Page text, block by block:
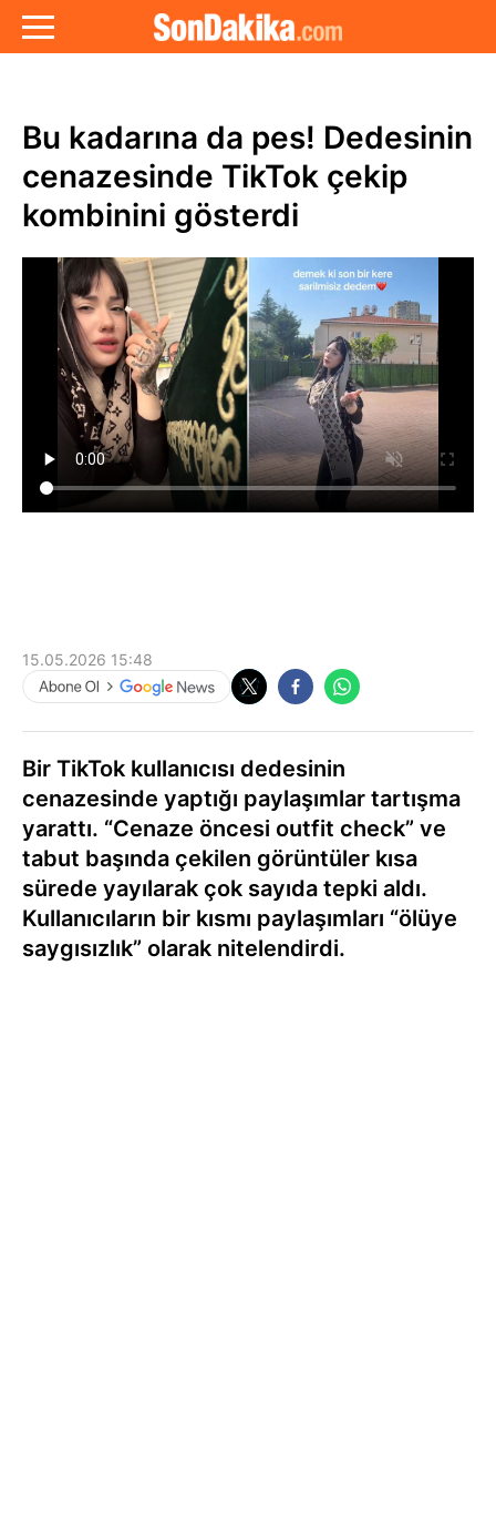
Bu kadarına da pes! Dedesinin
cenazesinde TikTok çekip
kombinini gösterdi
15.05.2026 15:48
Bir TikTok kullanıcısı dedesinin
cenazesinde yaptığı paylaşımlar tartışma
yarattı. “Cenaze öncesi outfit check” ve
tabut başında çekilen görüntüler kısa
sürede yayılarak çok sayıda tepki aldı.
Kullanıcıların bir kısmı paylaşımları “ölüye
saygısızlık” olarak nitelendirdi.